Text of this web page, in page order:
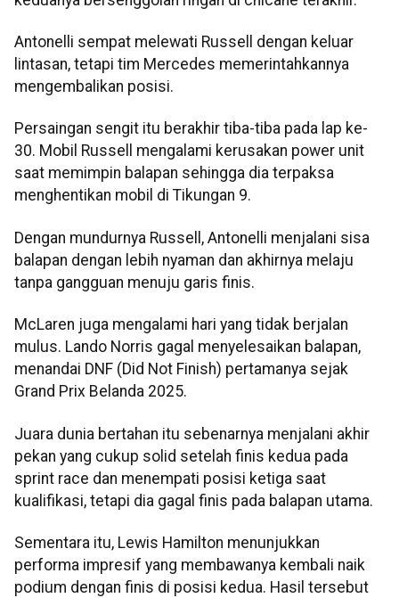
Antonelli sempat melewati Russell dengan keluar
lintasan, tetapi tim Mercedes memerintahkannya
mengembalikan posisi.
Persaingan sengit itu berakhir tiba-tiba pada lap ke-
30. Mobil Russell mengalami kerusakan power unit
saat memimpin balapan sehingga dia terpaksa
menghentikan mobil di Tikungan 9.
Dengan mundurnya Russell, Antonelli menjalani sisa
balapan dengan lebih nyaman dan akhirnya melaju
tanpa gangguan menuju garis finis.
McLaren juga mengalami hari yang tidak berjalan
mulus. Lando Norris gagal menyelesaikan balapan,
menandai DNF (Did Not Finish) pertamanya sejak
Grand Prix Belanda 2025.
Juara dunia bertahan itu sebenarnya menjalani akhir
pekan yang cukup solid setelah finis kedua pada
sprint race dan menempati posisi ketiga saat
kualifikasi, tetapi dia gagal finis pada balapan utama.
Sementara itu, Lewis Hamilton menunjukkan
performa impresif yang membawanya kembali naik
podium dengan finis di posisi kedua. Hasil tersebut